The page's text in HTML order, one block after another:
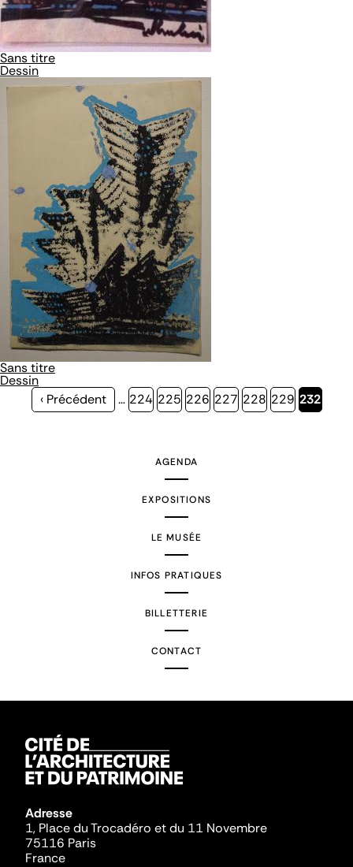
Sans titre
Dessin
Sans titre
Dessin
Page
‹ Précédent … Page
224 Page
225 Page
226 Page
227 Page
228 Page
229 Page
232
AGENDA
EXPOSITIONS
LE MUSÉE
INFOS PRATIQUES
BILLETTERIE
CONTACT
Adresse
1, Place du Trocadéro et du 11 Novembre
75116 Paris
France